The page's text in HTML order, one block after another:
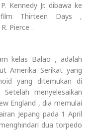
Kennedy Jr. dibawa ke
Thirteen Days ,
Pierce .
kelas Balao , adalah
Amerika Serikat yang
yang ditemukan di
menyelesaikan
England , dia memulai
Jepang pada 1 April
dua torpedo